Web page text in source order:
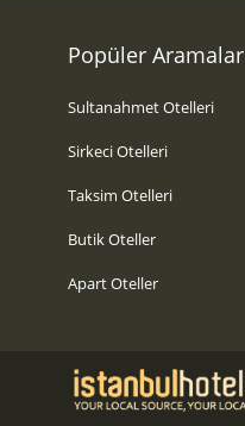
Popüler Aramalar
Sultanahmet Otelleri
Sirkeci Otelleri
Taksim Otelleri
Butik Oteller
Apart Oteller